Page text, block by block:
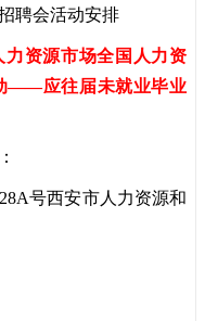
聘会活动安排
力资源市场全国人力资
——应往届未就业毕业
号西安市人力资源和